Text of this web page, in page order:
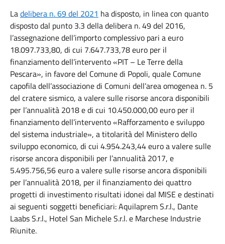
Ladelibera n. 69 del 2021 ha disposto, in linea con quanto
disposto dal punto 3.3 della delibera n. 49 del 2016,
l’assegnazione dell’importo complessivo pari a euro
18.097.733,80, di cui 7.647.733,78 euro per il
finanziamento dell’intervento «PIT – Le Terre della
Pescara», in favore del Comune di Popoli, quale Comune
capofila dell’associazione di Comuni dell’area omogenea n. 5
del cratere sismico, a valere sulle risorse ancora disponibili
per l’annualità 2018 e di cui 10.450.000,00 euro per il
finanziamento dell’intervento «Rafforzamento e sviluppo
del sistema industriale», a titolarità del Ministero dello
sviluppo economico, di cui 4.954.243,44 euro a valere sulle
risorse ancora disponibili per l’annualità 2017, e
5.495.756,56 euro a valere sulle risorse ancora disponibili
per l’annualità 2018, per il finanziamento dei quattro
progetti di investimento risultati idonei dal MISE e destinati
ai seguenti soggetti beneficiari: Aquilaprem S.r.l., Dante
Laabs S.r.l., Hotel San Michele S.r.l. e Marchese Industrie
Riunite.